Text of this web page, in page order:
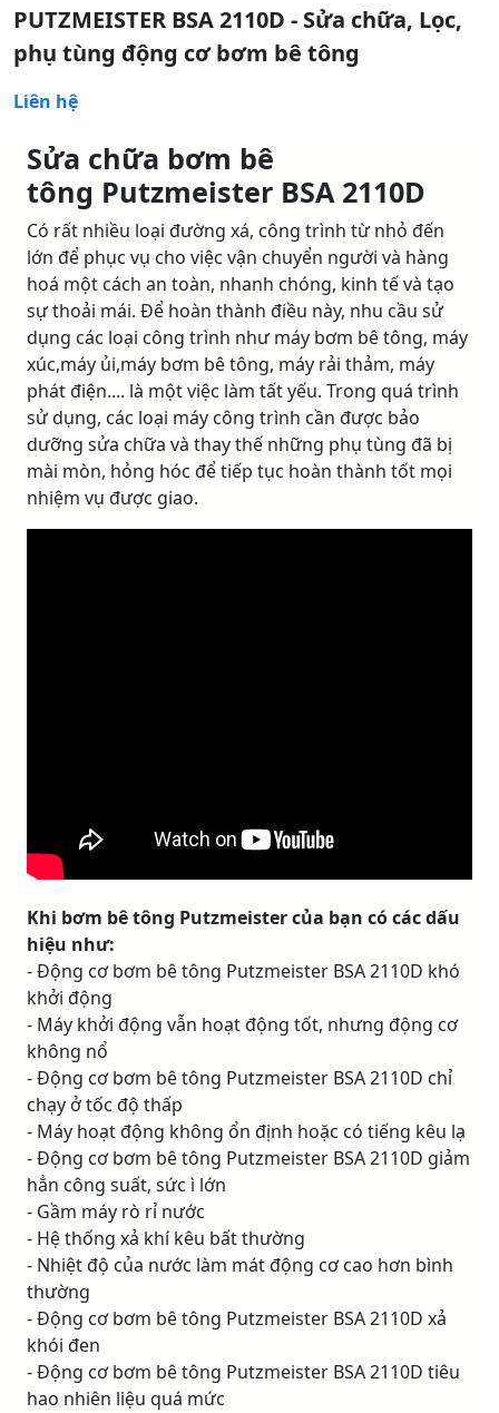
PUTZMEISTER BSA 2110D - Sửa chữa, Lọc,
phụ tùng động cơ bơm bê tông
Liên hệ
Sửa chữa bơm bê
tông Putzmeister BSA 2110D
Có rất nhiều loại đường xá, công trình từ nhỏ đến
lớn để phục vụ cho việc vận chuyển người và hàng
hoá một cách an toàn, nhanh chóng, kinh tế và tạo
sự thoải mái. Để hoàn thành điều này, nhu cầu sử
dụng các loại công trình như máy bơm bê tông, máy
xúc,máy ủi,máy bơm bê tông, máy rải thảm, máy
phát điện.... là một việc làm tất yếu. Trong quá trình
sử dụng, các loại máy công trình cần được bảo
dưỡng sửa chữa và thay thế những phụ tùng đã bị
mài mòn, hỏng hóc để tiếp tục hoàn thành tốt mọi
nhiệm vụ được giao.
Khi bơm bê tông Putzmeister của bạn có các dấu
hiệu như:
- Động cơ bơm bê tông Putzmeister BSA 2110D khó
khởi động
- Máy khởi động vẫn hoạt động tốt, nhưng động cơ
không nổ
- Động cơ bơm bê tông Putzmeister BSA 2110D chỉ
chạy ở tốc độ thấp
- Máy hoạt động không ổn định hoặc có tiếng kêu lạ
- Động cơ bơm bê tông Putzmeister BSA 2110D giảm
hẳn công suất, sức ì lớn
- Gầm máy rò rỉ nước
- Hệ thống xả khí kêu bất thường
- Nhiệt độ của nước làm mát động cơ cao hơn bình
thường
- Động cơ bơm bê tông Putzmeister BSA 2110D xả
khói đen
- Động cơ bơm bê tông Putzmeister BSA 2110D tiêu
hao nhiên liệu quá mức